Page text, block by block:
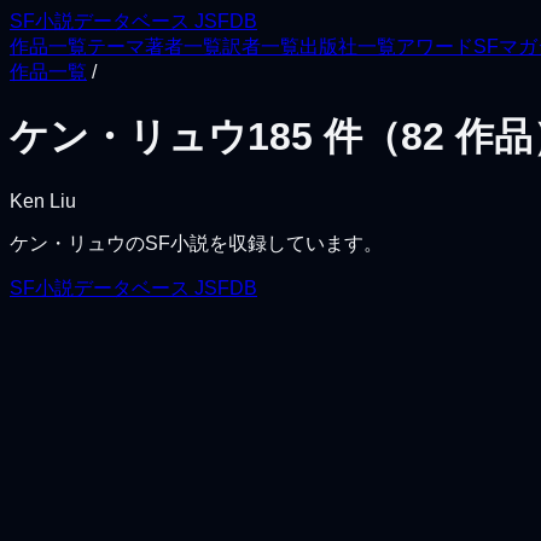
SF小説データベース JSFDB
作品一覧テーマ著者一覧訳者一覧出版社一覧アワードSFマガ
作品一覧 /
ケン・リュウ185 件（82 作品
Ken Liu
ケン・リュウのSF小説を収録しています。
SF小説データベース JSFDB